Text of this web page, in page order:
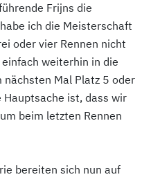
Frijns die
ich die Meisterschaft
oder vier Rennen nicht
weiterhin in die
nächsten Mal Platz 5 oder
Hauptsache ist, dass wir
beim letzten Rennen
bereiten sich nun auf